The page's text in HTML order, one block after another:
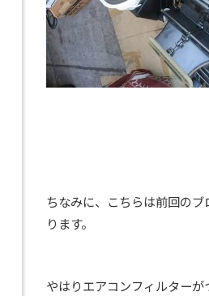
ちなみに、こちらは前回の
ります。
やはりエアコンフィルターが